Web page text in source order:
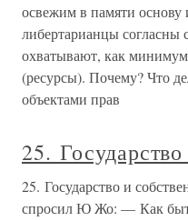
освежим в памяти основу
либертарианцы согласны
охватывают, как
(ресурсы). Почему? Что
объектами прав
25.
25. Государство и
спросил Ю Жо: — Как